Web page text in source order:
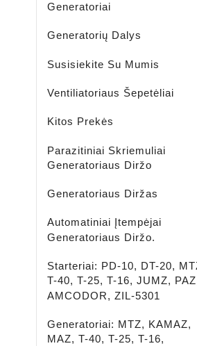
Generatoriai
Generatorių Dalys
Susisiekite Su Mumis
Ventiliatoriaus Šepetėliai
Kitos Prekės
Parazitiniai Skriemuliai
Generatoriaus Diržo
Generatoriaus Diržas
Automatiniai Įtempėjai
Generatoriaus Diržo.
Starteriai: PD-10, DT-20,
T-40, T-25, T-16, JUMZ,
AMCODOR, ZIL-5301
Generatoriai: MTZ, KAMAZ,
MAZ, T-40, T-25, T-16,